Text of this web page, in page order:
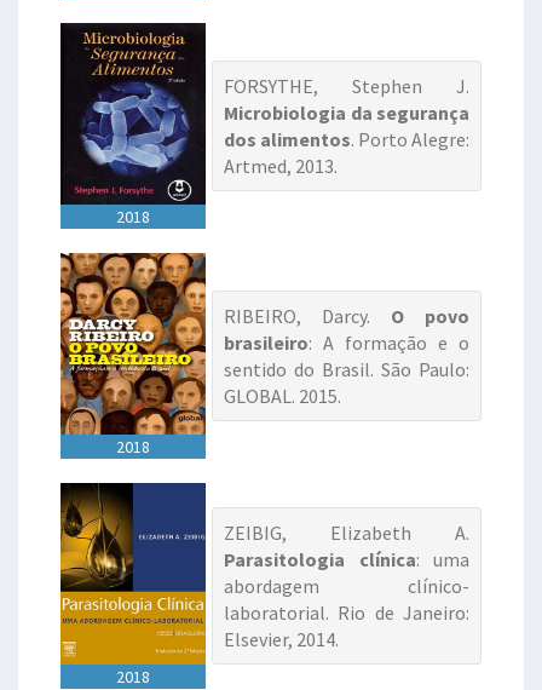
2018
FORSYTHE, Stephen J.
Microbiologia da segurança
dos alimentos. Porto Alegre:
Artmed, 2013.
2018
RIBEIRO, Darcy. O povo
brasileiro: A formação e o
sentido do Brasil. São Paulo:
GLOBAL. 2015.
2018
ZEIBIG, Elizabeth A.
Parasitologia clínica: uma
abordagem clínico-
laboratorial. Rio de Janeiro:
Elsevier, 2014.